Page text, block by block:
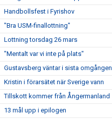
Handbollsfest i Fyrishov
"Bra USM-finallottning"
Lottning torsdag 26 mars
"Mentalt var vi inte på plats"
Gustavsberg väntar i sista omgången
Kristin i förarsätet när Sverige vann
Tillskott kommer från Ångermanland
13 mål upp i epilogen